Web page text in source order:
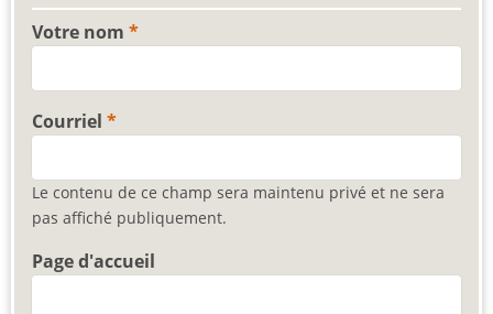
Votre nom
Courriel
Le contenu de ce champ sera maintenu privé et ne sera
pas affiché publiquement.
Page d'accueil